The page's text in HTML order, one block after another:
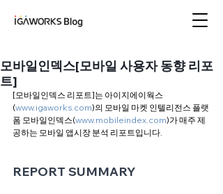
모바일인덱스[모바일 사용자 동향 리포
트]
[모바일인덱스 리포트]는 아이지에이웍스
(www.igaworks.com)의 모바일 마켓 인텔리전스 플랫
폼 모바일인덱스(www.mobileindex.com)가 매주 제
공하는 모바일 앱시장 분석 리포트입니다.
REPORT SUMMARY